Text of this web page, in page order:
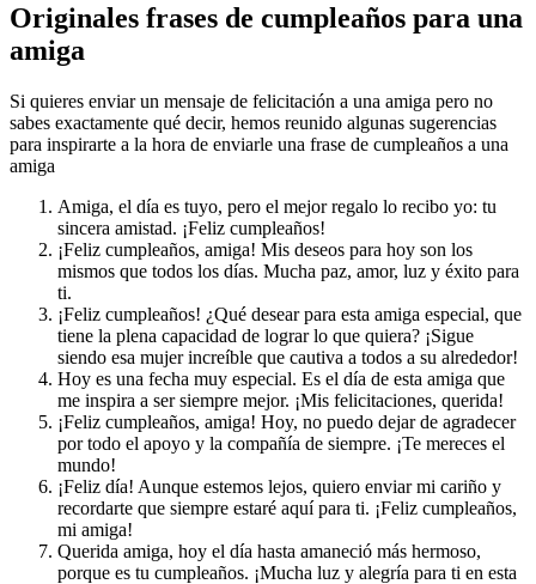
Originales frases de cumpleaños para una
amiga
Si quieres enviar un mensaje de felicitación a una amiga pero no
sabes exactamente qué decir, hemos reunido algunas sugerencias
para inspirarte a la hora de enviarle una frase de cumpleaños a una
amiga
Amiga, el día es tuyo, pero el mejor regalo lo recibo yo: tu
sincera amistad. ¡Feliz cumpleaños!
¡Feliz cumpleaños, amiga! Mis deseos para hoy son los
mismos que todos los días. Mucha paz, amor, luz y éxito para
ti.
¡Feliz cumpleaños! ¿Qué desear para esta amiga especial, que
tiene la plena capacidad de lograr lo que quiera? ¡Sigue
siendo esa mujer increíble que cautiva a todos a su alrededor!
Hoy es una fecha muy especial. Es el día de esta amiga que
me inspira a ser siempre mejor. ¡Mis felicitaciones, querida!
¡Feliz cumpleaños, amiga! Hoy, no puedo dejar de agradecer
por todo el apoyo y la compañía de siempre. ¡Te mereces el
mundo!
¡Feliz día! Aunque estemos lejos, quiero enviar mi cariño y
recordarte que siempre estaré aquí para ti. ¡Feliz cumpleaños,
mi amiga!
Querida amiga, hoy el día hasta amaneció más hermoso,
porque es tu cumpleaños. ¡Mucha luz y alegría para ti en esta